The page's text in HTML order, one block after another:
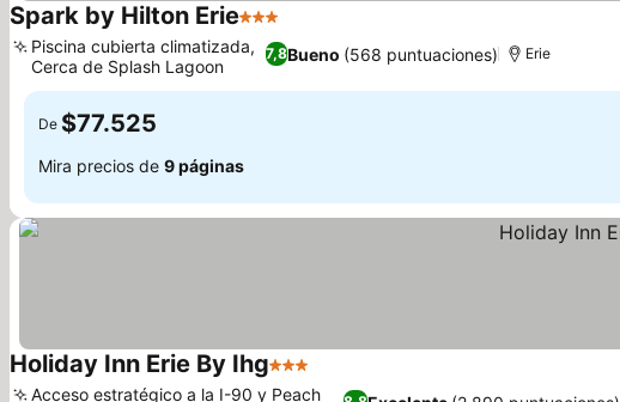
Spark by Hilton Erie3 Estrellas
7,8Bueno (568 puntuaciones)
Piscina cubierta climatizada,
Cerca de Splash Lagoon
Erie
De $77.525
Mira precios de 9 páginas
Holiday Inn Erie By Ihg3 Estrellas
Acceso estratégico a la I-90 y Peach